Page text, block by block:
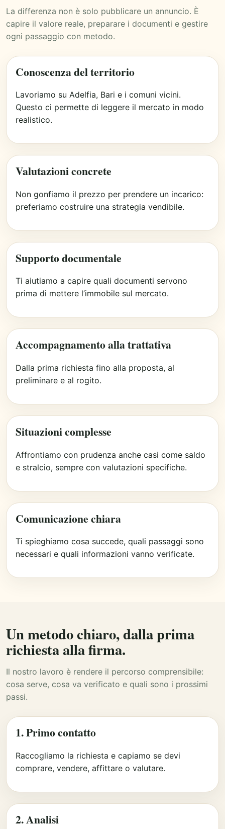
La differenza non è solo pubblicare un annuncio. È
capire il valore reale, preparare i documenti e gestire
ogni passaggio con metodo.
Conoscenza del territorio
Lavoriamo su Adelfia, Bari e i comuni vicini.
Questo ci permette di leggere il mercato in modo
realistico.
Valutazioni concrete
Non gonfiamo il prezzo per prendere un incarico:
preferiamo costruire una strategia vendibile.
Supporto documentale
Ti aiutiamo a capire quali documenti servono
prima di mettere l’immobile sul mercato.
Accompagnamento alla trattativa
Dalla prima richiesta fino alla proposta, al
preliminare e al rogito.
Situazioni complesse
Affrontiamo con prudenza anche casi come saldo
e stralcio, sempre con valutazioni specifiche.
Comunicazione chiara
Ti spieghiamo cosa succede, quali passaggi sono
necessari e quali informazioni vanno verificate.
Un metodo chiaro, dalla prima
richiesta alla firma.
Il nostro lavoro è rendere il percorso comprensibile:
cosa serve, cosa va verificato e quali sono i prossimi
passi.
1. Primo contatto
Raccogliamo la richiesta e capiamo se devi
comprare, vendere, affittare o valutare.
2. Analisi